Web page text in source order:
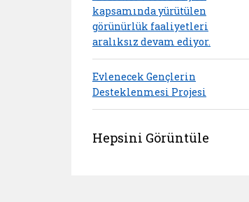
kapsamında yürütülen
görünürlük faaliyetleri
aralıksız devam ediyor.
Evlenecek Gençlerin
Desteklenmesi Projesi
Hepsini Görüntüle